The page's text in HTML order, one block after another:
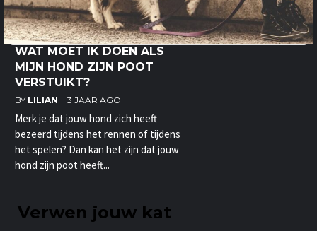
WAT MOET IK DOEN ALS
MIJN HOND ZIJN POOT
VERSTUIKT?
BY LILIAN 3 JAAR AGO
Merk je dat jouw hond zich heeft
bezeerd tijdens het rennen of tijdens
het spelen? Dan kan het zijn dat jouw
hond zijn poot heeft...
Verwen jouw kat